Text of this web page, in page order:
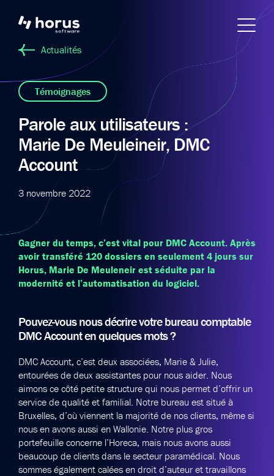
Actualités
Témoignages
Parole aux utilisateurs :
Marie De Meuleineir, DMC
Account
3 novembre 2022
Gagner du temps, c’est vital pour DMC Account. Après
avoir transféré 120 dossiers en seulement 4 jours sur
Horus, Marie De Meuleneir est séduite par la
modernité et l’automatisation du logiciel.
Pouvez-vous nous décrire votre bureau comptable
DMC Account en quelques mots ?
DMC Account, c’est deux associées, Marie & Julie,
entourées de deux assistantes pour nous aider. Nous
aimons ce côté petite structure qui nous permet d’offrir un
service de qualité et familial. Notre bureau est situé à
Bruxelles, d’où viennent la majorité de nos clients, même si
nous en avons aussi en Wallonie. Notre plus gros
portefeuille concerne l’Horeca, mais nous avons aussi
beaucoup de clients dans le secteur paramédical. Nous
sommes également calées en droit d’auteur et travaillons